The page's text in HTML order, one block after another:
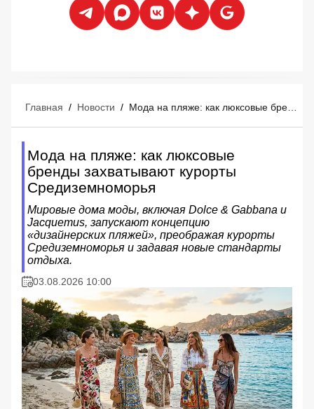
Главная / Новости / Мода на пляже: как люксовые бренды захватывают курорты Средиземноморья
Мода на пляже: как люксовые
бренды захватывают курорты
Средиземноморья
Мировые дома моды, включая Dolce & Gabbana и
Jacquemus, запускают концепцию
«дизайнерских пляжей», преображая курорты
Средиземноморья и задавая новые стандарты
отдыха.
03.08.2026 10:00